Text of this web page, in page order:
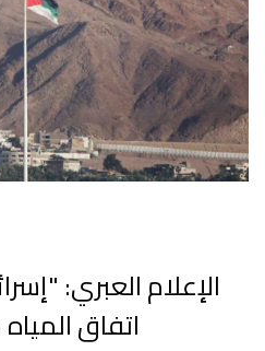
الإعلام العبري:
اتفاق